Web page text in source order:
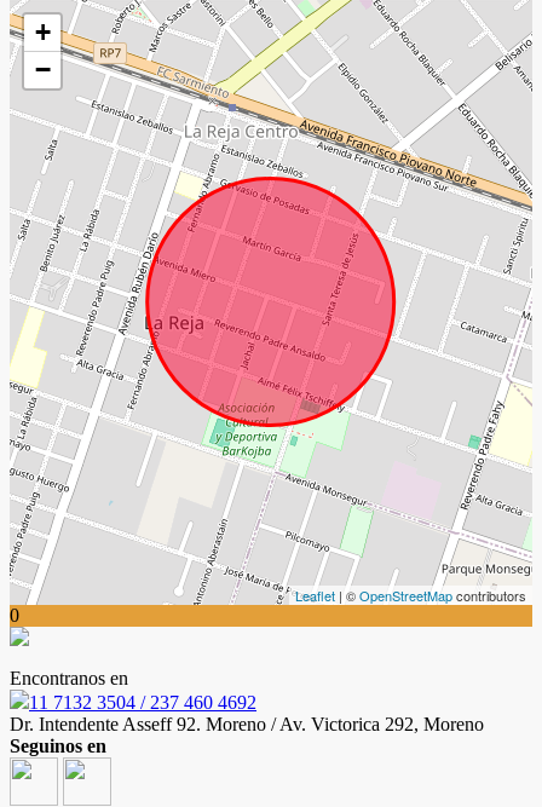
+
−
Leaflet | ©OpenStreetMapcontributors
0
Encontranos en
11 7132 3504 / 237 460 4692
Dr. Intendente Asseff 92. Moreno / Av. Victorica 292, Moreno
Seguinos en